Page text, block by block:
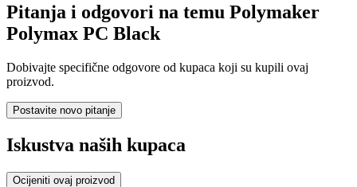
Pitanja i odgovori na temu Polymaker
Polymax PC Black
Dobivajte specifične odgovore od kupaca koji su kupili ovaj
proizvod.
Postavite novo pitanje
Iskustva naših kupaca
Ocijeniti ovaj proizvod